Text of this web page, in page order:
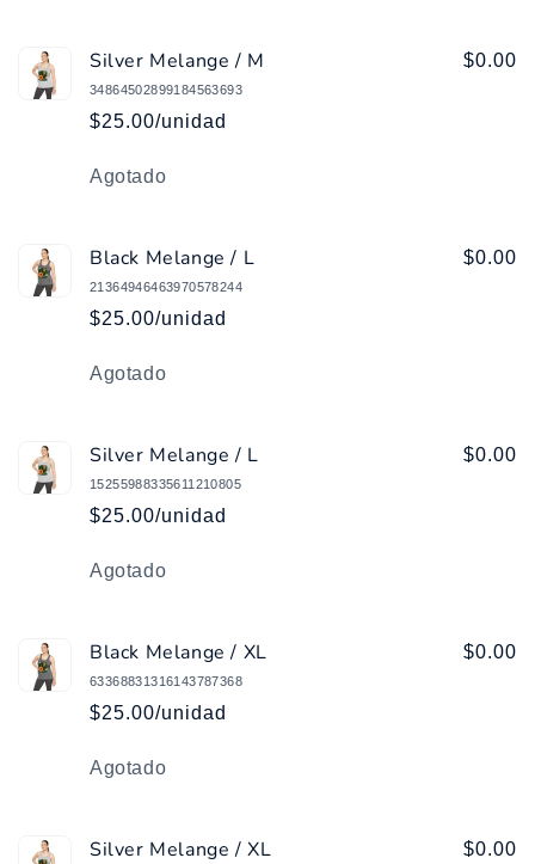
Silver Melange / M
34864502899184563693
$25.00/unidad
$0.00
Cantidad
Agotado
Black Melange / L
21364946463970578244
$25.00/unidad
$0.00
Cantidad
Agotado
Silver Melange / L
15255988335611210805
$25.00/unidad
$0.00
Cantidad
Agotado
Black Melange / XL
63368831316143787368
$25.00/unidad
$0.00
Cantidad
Agotado
Silver Melange / XL $0.00